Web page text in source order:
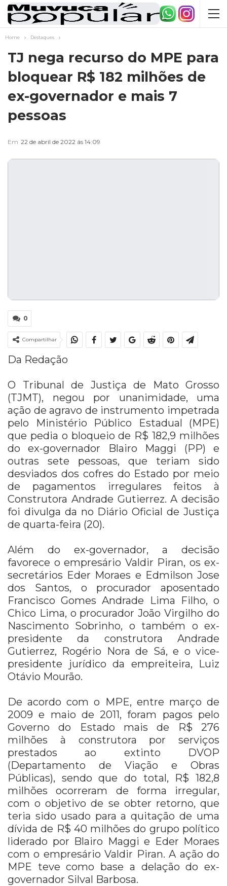
Home Destaques
TJ nega recurso do MPE para
bloquear R$ 182 milhões de
ex-governador e mais 7
pessoas
Em 22 de abril de 2022 ás 14:09
0
Compartilhar
Da Redação
O Tribunal de Justiça de Mato Grosso
(TJMT), negou por unanimidade, uma
ação de agravo de instrumento impetrada
pelo Ministério Público Estadual (MPE)
que pedia o bloqueio de R$ 182,9 milhões
do ex-governador Blairo Maggi (PP) e
outras sete pessoas, que teriam sido
desviados dos cofres do Estado por meio
de pagamentos irregulares feitos à
Construtora Andrade Gutierrez. A decisão
foi divulga da no Diário Oficial de Justiça
de quarta-feira (20).
Além do ex-governador, a decisão
favorece o empresário Valdir Piran, os ex-
secretários Eder Moraes e Edmilson Jose
dos Santos, o procurador aposentado
Francisco Gomes Andrade Lima Filho, o
Chico Lima, o procurador João Virgilho do
Nascimento Sobrinho, o também o ex-
presidente da construtora Andrade
Gutierrez, Rogério Nora de Sá, e o vice-
presidente jurídico da empreiteira, Luiz
Otávio Mourão.
De acordo com o MPE, entre março de
2009 e maio de 2011, foram pagos pelo
Governo do Estado mais de R$ 276
milhões à construtora por serviços
prestados ao extinto DVOP
(Departamento de Viação e Obras
Públicas), sendo que do total, R$ 182,8
milhões ocorreram de forma irregular,
com o objetivo de se obter retorno, que
teria sido usado para a quitação de uma
dívida de R$ 40 milhões do grupo político
liderado por Blairo Maggi e Eder Moraes
com o empresário Valdir Piran. A ação do
MPE teve como base a delação do ex-
governador Silval Barbosa.